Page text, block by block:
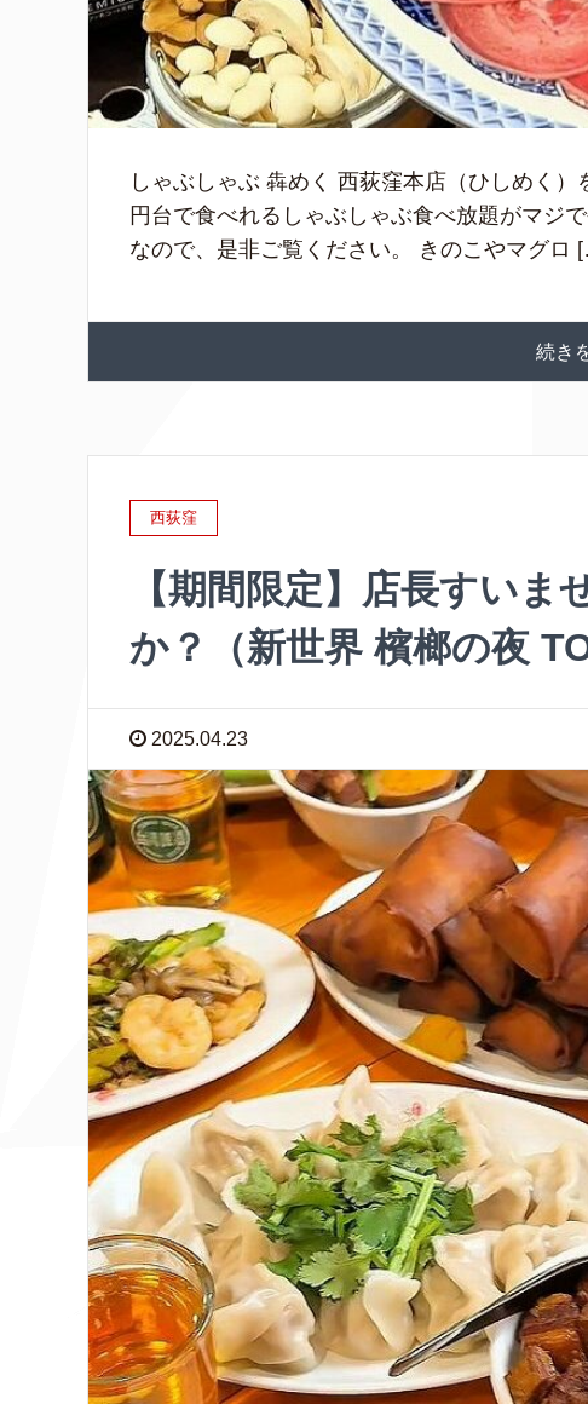
しゃぶしゃぶ 犇めく 西荻窪本店（ひしめく
円台で食べれるしゃぶしゃぶ食べ放題がマジ
なので、是非ご覧ください。 きのこやマグロ
続き
西荻窪
【期間限定】店長すい
か？（新世界 檳榔の夜
2025.04.23